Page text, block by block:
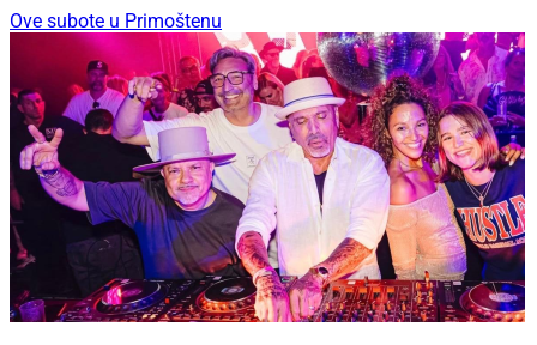
Ove subote u Primoštenu